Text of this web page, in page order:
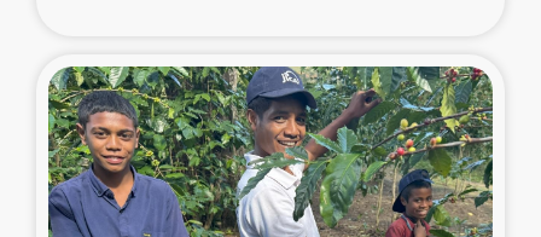
ガザ地区における被災住民への緊急支援
ガザ地区酪農を通した女性グループの生計支援
ふりかけ普及と食生活改善による栄養改善事業